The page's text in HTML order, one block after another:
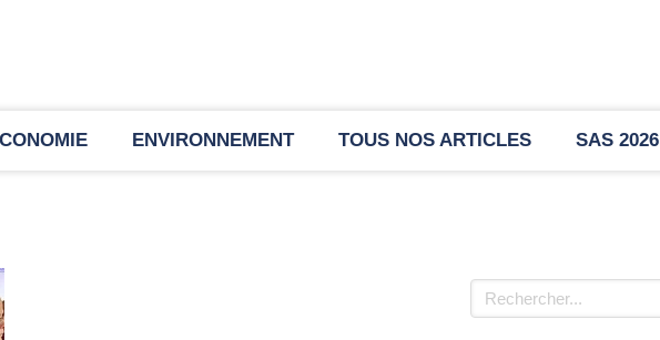
ENVIRONNEMENT TOUS NOS ARTICLES SAS 2026
Rechercher